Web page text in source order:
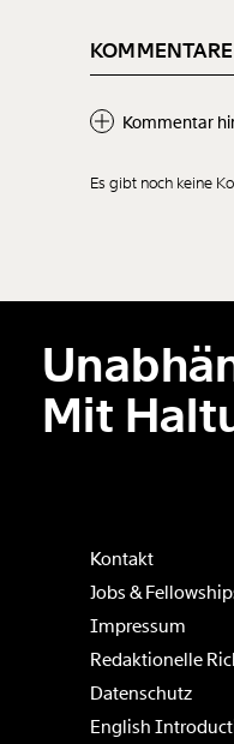
KOMMENTARE
Kommentar
Der Inhalt dieses Feldes
Es gibt noch keine
Mit
Kontakt
Jobs &
Impressum
Redaktionelle
Datenschutz
English